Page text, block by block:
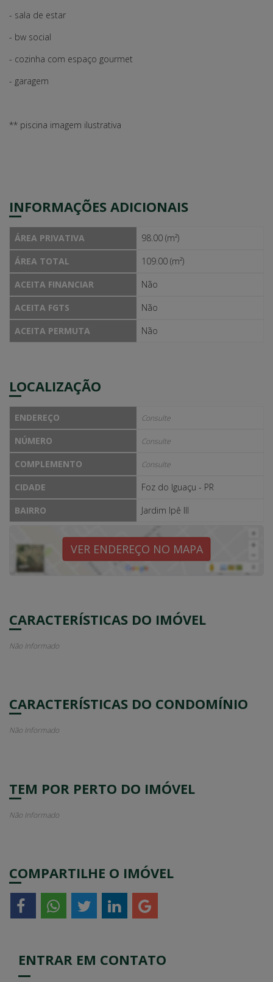
- sala de estar
- bw social
- cozinha com espaço gourmet
- garagem
** piscina imagem ilustrativa
INFORMAÇÕES ADICIONAIS
ÁREA PRIVATIVA
98.00 (m²)
ÁREA TOTAL
109.00 (m²)
ACEITA FINANCIAR
Não
ACEITA FGTS
Não
ACEITA PERMUTA
Não
LOCALIZAÇÃO
ENDEREÇO Consulte
NÚMERO Consulte
COMPLEMENTO Consulte
CIDADE
Foz do Iguaçu - PR
BAIRRO
Jardim Ipê III
VER ENDEREÇO NO MAPA
CARACTERÍSTICAS DO IMÓVEL
Não Informado
CARACTERÍSTICAS DO CONDOMÍNIO
Não Informado
TEM POR PERTO DO IMÓVEL
Não Informado
COMPARTILHE O IMÓVEL
ENTRAR EM CONTATO